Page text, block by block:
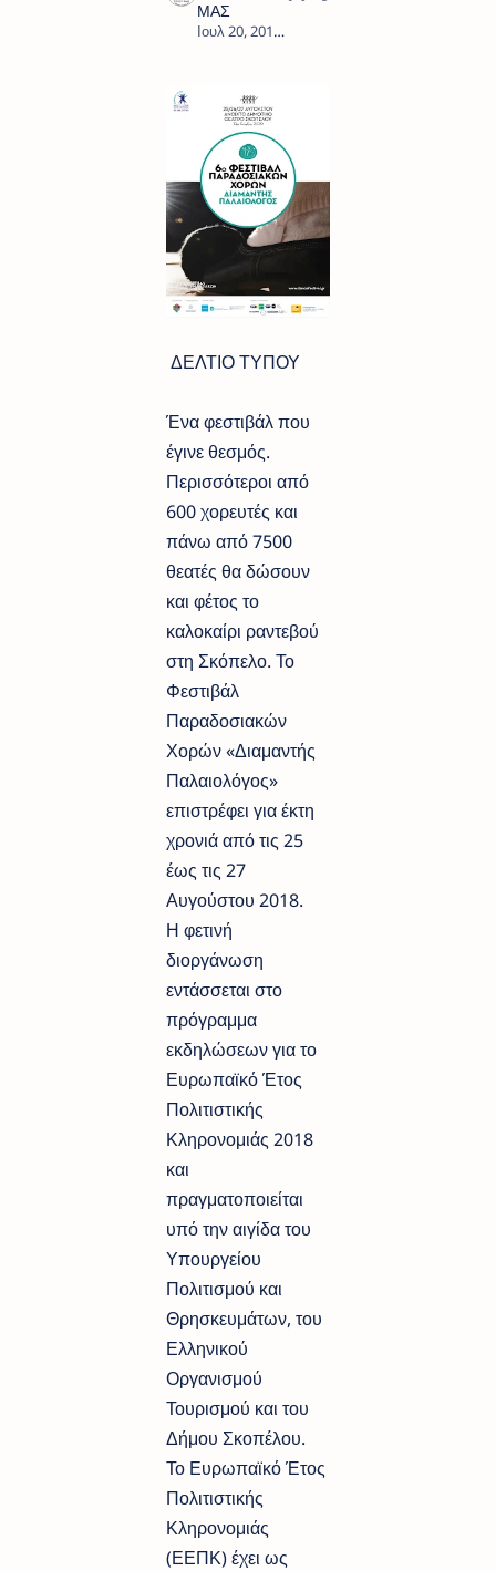
ΔΕΛΤΙΟ ΤΥΠΟΥ
Ένα φεστιβάλ που
έγινε θεσμός.
Περισσότεροι από
600 χορευτές και
πάνω από 7500
θεατές θα δώσουν
και φέτος το
καλοκαίρι ραντεβού
στη Σκόπελο. Το
Φεστιβάλ
Παραδοσιακών
Χορών «Διαμαντής
Παλαιολόγος»
επιστρέφει για έκτη
χρονιά από τις 25
έως τις 27
Αυγούστου 2018.
Η φετινή
διοργάνωση
εντάσσεται στο
πρόγραμμα
εκδηλώσεων για το
Ευρωπαϊκό Έτος
Πολιτιστικής
Κληρονομιάς 2018
και
πραγματοποιείται
υπό την αιγίδα του
Υπουργείου
Πολιτισμού και
Θρησκευμάτων, του
Ελληνικού
Οργανισμού
Τουρισμού και του
Δήμου Σκοπέλου.
Το Ευρωπαϊκό Έτος
Πολιτιστικής
Κληρονομιάς
(ΕΕΠΚ) έχει ως